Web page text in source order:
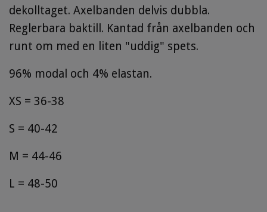
dekolltaget. Axelbanden delvis dubbla.
Reglerbara baktill. Kantad från axelbanden och
runt om med en liten "uddig" spets.
96% modal och 4% elastan.
XS = 36-38
S = 40-42
M = 44-46
L = 48-50